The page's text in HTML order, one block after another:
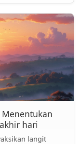
hari
langit